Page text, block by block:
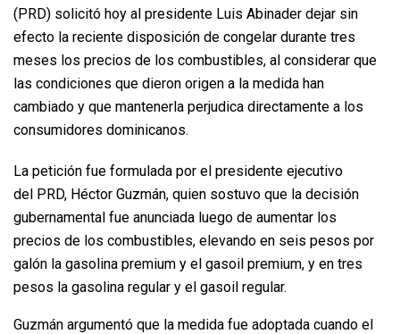
(PRD) solicitó hoy al presidente Luis Abinader dejar sin
efecto la reciente disposición de congelar durante tres
meses los precios de los combustibles, al considerar que
las condiciones que dieron origen a la medida han
cambiado y que mantenerla perjudica directamente a los
consumidores dominicanos.
La petición fue formulada por el presidente ejecutivo
del PRD, Héctor Guzmán, quien sostuvo que la decisión
gubernamental fue anunciada luego de aumentar los
precios de los combustibles, elevando en seis pesos por
galón la gasolina premium y el gasoil premium, y en tres
pesos la gasolina regular y el gasoil regular.
Guzmán argumentó que la medida fue adoptada cuando el